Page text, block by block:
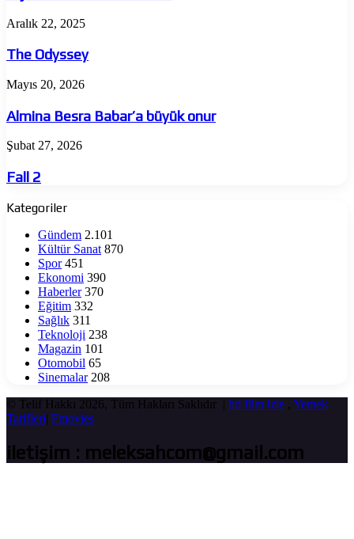
The
Aralık 22, 2025
The Odyssey
Almina
Babar’a
büyük
onur
Mayıs 20, 2026
Almina Besra Babar’a büyük onur
Fall
Şubat 27, 2026
Fall 2
Kategoriler
Gündem 2.101
Kültür Sanat 870
Spor 451
Ekonomi 390
Haberler 370
Eğitim 332
Sağlık 311
Teknoloji 238
Magazin 101
Otomobil 65
Sinemalar 208
© Telif Hakkı 2026, Tüm Hakları Saklıdır | hd film izle , Yemek
Tarifleri| Fmovies
iletişim : meleksahcom@gmail.com